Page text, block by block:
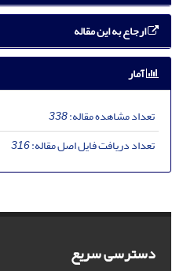
ارجاع به این مقاله
آمار
تعداد مشاهده مقاله:338
تعداد دریافت فایل اصل مقاله:316
دسترسی سریع